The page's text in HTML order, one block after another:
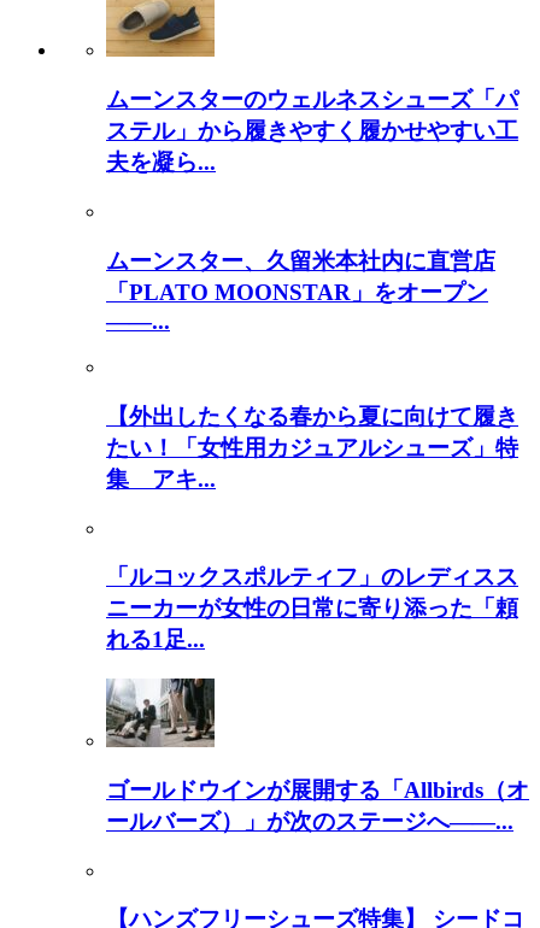
ムーンスターのウェルネスシューズ「パ
ステル」から履きやすく履かせやすい工
夫を凝ら...
ムーンスター、久留米本社内に直営店
「PLATO MOONSTAR」をオープン
――...
【外出したくなる春から夏に向けて履き
たい！「女性用カジュアルシューズ」特
集 アキ...
「ルコックスポルティフ」のレディスス
ニーカーが女性の日常に寄り添った「頼
れる1足...
ゴールドウインが展開する「Allbirds（オ
ールバーズ）」が次のステージへ――...
【ハンズフリーシューズ特集】 シードコ